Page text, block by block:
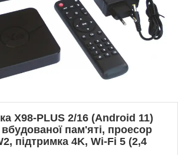
X98-PLUS 2/16 (Android 11)
пам'яті, проесор
підтримка 4K, Wi-Fi 5 (2,4